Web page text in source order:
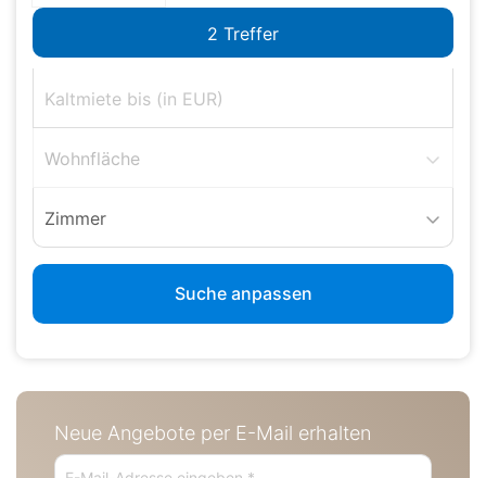
Wohnfläche
Zimmer
Suche anpassen
Neue Angebote per E-Mail erhalten